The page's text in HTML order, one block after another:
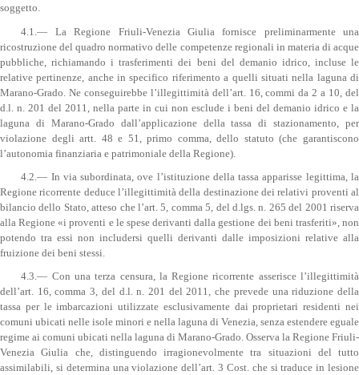
soggetto.
4.1.— La Regione Friuli-Venezia Giulia fornisce preliminarmente una
ricostruzione del quadro normativo delle competenze regionali in materia di acque
pubbliche, richiamando i trasferimenti dei beni del demanio idrico, incluse le
relative pertinenze, anche in specifico riferimento a quelli situati nella laguna di
Marano-Grado. Ne conseguirebbe l’illegittimità dell’art. 16, commi da 2 a 10, del
d.l. n. 201 del 2011, nella parte in cui non esclude i beni del demanio idrico e la
laguna di Marano-Grado dall’applicazione della tassa di stazionamento, per
violazione degli artt. 48 e 51, primo comma, dello statuto (che garantiscono
l’autonomia finanziaria e patrimoniale della Regione).
4.2.— In via subordinata, ove l’istituzione della tassa apparisse legittima, la
Regione ricorrente deduce l’illegittimità della destinazione dei relativi proventi al
bilancio dello Stato, atteso che l’art. 5, comma 5, del d.lgs. n. 265 del 2001 riserva
alla Regione «i proventi e le spese derivanti dalla gestione dei beni trasferiti», non
potendo tra essi non includersi quelli derivanti dalle imposizioni relative alla
fruizione dei beni stessi.
4.3.— Con una terza censura, la Regione ricorrente asserisce l’illegittimità
dell’art. 16, comma 3, del d.l. n. 201 del 2011, che prevede una riduzione della
tassa per le imbarcazioni utilizzate esclusivamente dai proprietari residenti nei
comuni ubicati nelle isole minori e nella laguna di Venezia, senza estendere eguale
regime ai comuni ubicati nella laguna di Marano-Grado. Osserva la Regione Friuli-
Venezia Giulia che, distinguendo irragionevolmente tra situazioni del tutto
assimilabili, si determina una violazione dell’art. 3 Cost. che si traduce in lesione